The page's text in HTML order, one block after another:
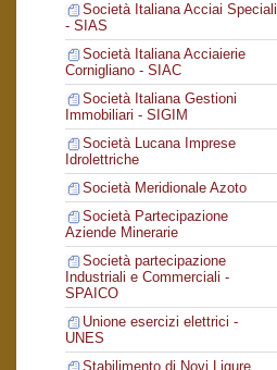
Società Italiana Acciai Speciali
- SIAS
Società Italiana Acciaierie
Cornigliano - SIAC
Società Italiana Gestioni
Immobiliari - SIGIM
Società Lucana Imprese
Idrolettriche
Società Meridionale Azoto
Società Partecipazione
Aziende Minerarie
Società partecipazione
Industriali e Commerciali -
SPAICO
Unione esercizi elettrici -
UNES
Stabilimento di Novi Ligure